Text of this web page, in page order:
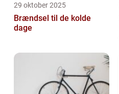
29 oktober 2025
Brændsel til de kolde
dage